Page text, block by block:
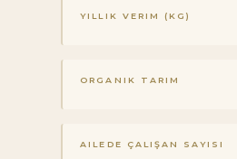
YILLIK VERIM (KG)
ORGANIK TARIM
AILEDE ÇALIŞAN SAYISI